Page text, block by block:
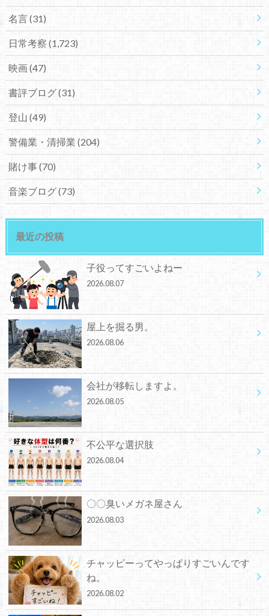
名言(31)
日常考察 (1,723)
映画(47)
書評ブログ(31)
登山 (49)
警備業・清掃業 (204)
賭け事(70)
音楽ブログ(73)
最近の投稿
子役ってすごいよねー
2026.08.07
屋上を掘る男。
2026.08.06
会社が移転しますよ。
2026.08.05
不公平な選択肢
2026.08.04
〇〇臭いメガネ屋さん
2026.08.03
チャッピーってやっぱりすごいんです
ね。
2026.08.02